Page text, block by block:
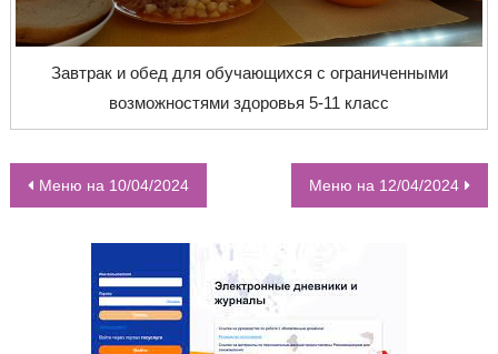
Завтрак и обед для обучающихся с ограниченными
возможностями здоровья 5-11 класс
НАВИГАЦИЯ ПО ЗАПИСЯМ
Меню на 10/04/2024 Меню на 12/04/2024